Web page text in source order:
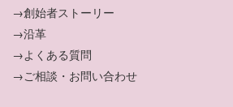
→創始者ストーリー
→沿革
→よくある質問
→ご相談・お問い合わせ